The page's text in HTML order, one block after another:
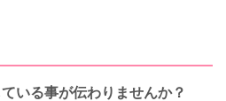
いる事が伝わりませんか？